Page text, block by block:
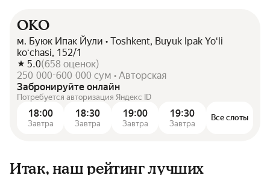
OKO
м. Буюк Ипак Йули • Toshkent, Buyuk Ipak Yoʻli
koʻchasi, 152/1
5.0(658 оценок)
250 000-600 000 сум • Авторская
Забронируйте онлайн
Потребуется авторизация Яндекс ID
18:00
Завтра
18:30
Завтра
19:00
Завтра
19:30
Завтра
Все слоты
Итак, наш рейтинг лучших